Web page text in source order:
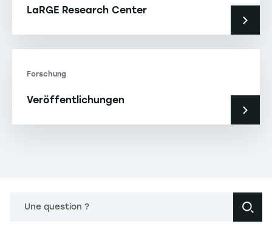
LaRGE Research Center
Forschung
Veröffentlichungen
Une question ?